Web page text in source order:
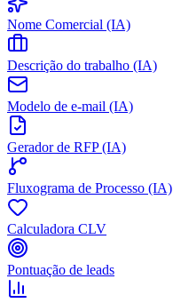
Nome Comercial (IA)
Descrição do trabalho (IA)
Modelo de e-mail (IA)
Gerador de RFP (IA)
Fluxograma de Processo (IA)
Calculadora CLV
Pontuação de leads